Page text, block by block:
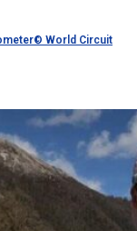
World Circuit